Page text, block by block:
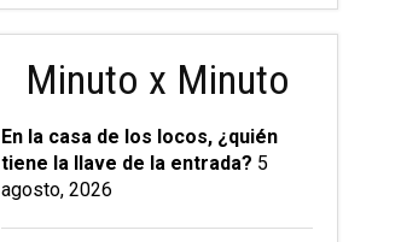
Minuto x Minuto
En la casa de los locos, ¿quién
tiene la llave de la entrada? 5
agosto, 2026